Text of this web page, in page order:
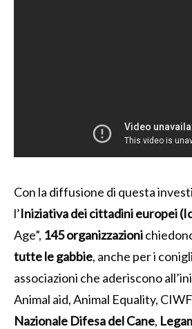
Con la diffusione di questa
l’Iniziativa dei cittadini europei
Age”, 145 organizzazioni
tutte le gabbie, anche per i
associazioni che aderiscono
Animal aid, Animal Equality,
Nazionale Difesa del Cane,